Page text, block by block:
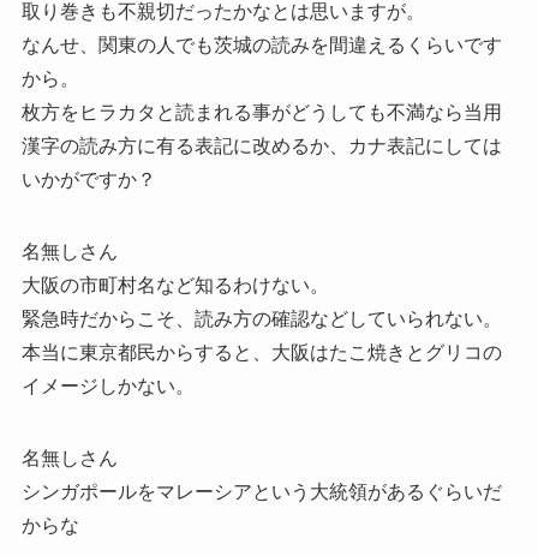
取り巻きも不親切だったかなとは思いますが。
なんせ、関東の人でも茨城の読みを間違えるくらいです
から。
枚方をヒラカタと読まれる事がどうしても不満なら当用
漢字の読み方に有る表記に改めるか、カナ表記にしては
いかがですか？
名無しさん
大阪の市町村名など知るわけない。
緊急時だからこそ、読み方の確認などしていられない。
本当に東京都民からすると、大阪はたこ焼きとグリコの
イメージしかない。
名無しさん
シンガポールをマレーシアという大統領があるぐらいだ
からな